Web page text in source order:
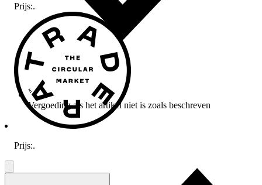
Vergoeding als het artikel niet is zoals beschreven
Prijs:.
Prijs:.